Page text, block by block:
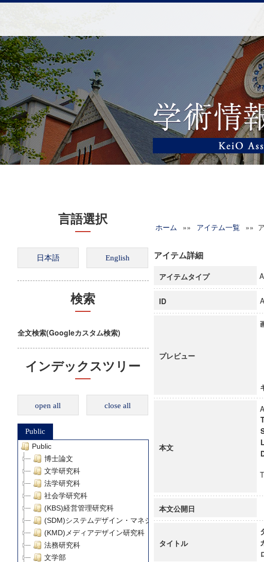
言語選択
検索
全文検索(Googleカスタム検索)
インデックスツリー
open all close all
Public
Public
博士論文
文学研究科
法学研究科
社会学研究科
(KBS)経営管理研究科
(SDM)システムデザイン・マネジメント研究科
(KMD)メディアデザイン研究科
法務研究科
文学部
ホーム »» アイテム一覧 »»
アイテム詳細
アイテムタイプ
ID
プレビュー
本文
本文公開日
タイトル